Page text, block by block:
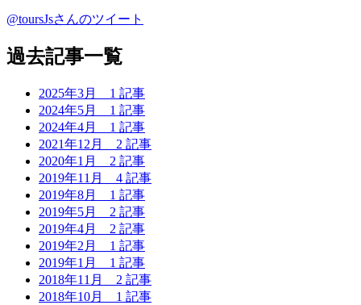
@toursJsさんのツイート
過去記事一覧
2025年3月 1 記事
2024年5月 1 記事
2024年4月 1 記事
2021年12月 2 記事
2020年1月 2 記事
2019年11月 4 記事
2019年8月 1 記事
2019年5月 2 記事
2019年4月 2 記事
2019年2月 1 記事
2019年1月 1 記事
2018年11月 2 記事
2018年10月 1 記事